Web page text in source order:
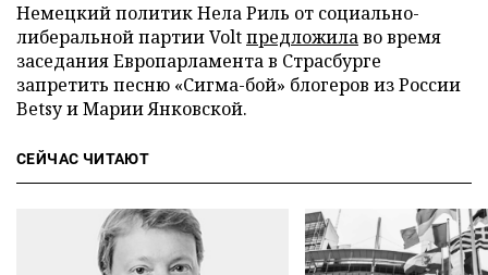
Немецкий политик Нела Риль от социально-
либеральной партии Voltпредложилаво время
заседания Европарламента в Страсбурге
запретить песню «Сигма-бой» блогеров из России
Betsy и Марии Янковской.
СЕЙЧАС ЧИТАЮТ